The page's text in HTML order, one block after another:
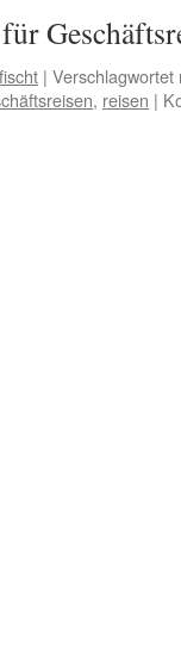
| Verschlagwortet
, reisen |